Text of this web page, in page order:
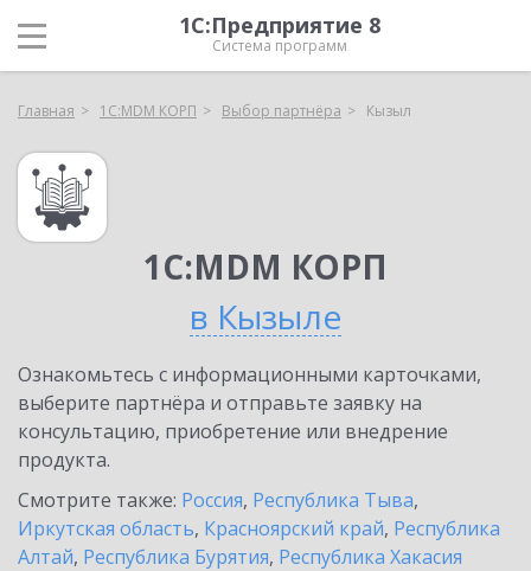
1С:Предприятие 8
Система программ
Главная 1С:MDM КОРП Выбор партнёра Кызыл
1С:MDM КОРП
в Кызыле
Ознакомьтесь с информационными карточками,
выберите партнёра и отправьте заявку на
консультацию, приобретение или внедрение
продукта.
Смотрите также: Россия, Республика Тыва,
Иркутская область, Красноярский край, Республика
Алтай, Республика Бурятия, Республика Хакасия